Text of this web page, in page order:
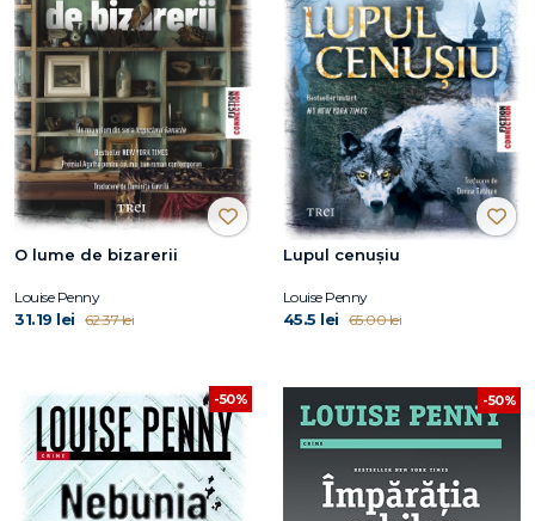
O lume de bizarerii
Louise Penny
31.19 lei 62.37 lei
Lupul cenușiu
Louise Penny
45.5 lei 65.00 lei
-50% -50%